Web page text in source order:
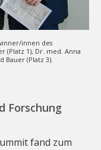
innen des
(Platz 1), Dr. med. Anna
Bauer (Platz 3).
Forschung
fand zum